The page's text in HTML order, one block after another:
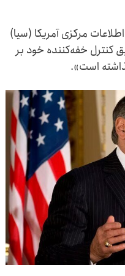
مرکزی آمریکا (سیا)
کنترل خفه‌کننده خود بر
است».